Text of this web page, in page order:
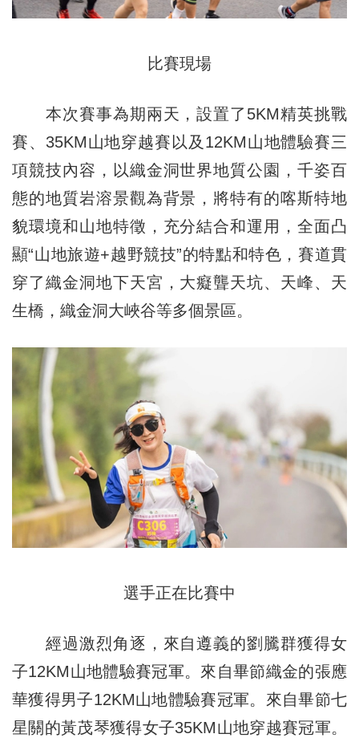
比賽現場
本次賽事為期兩天，設置了5KM精英挑戰
賽、35KM山地穿越賽以及12KM山地體驗賽三
項競技內容，以織金洞世界地質公園，千姿百
態的地質岩溶景觀為背景，將特有的喀斯特地
貌環境和山地特徵，充分結合和運用，全面凸
顯“山地旅遊+越野競技”的特點和特色，賽道貫
穿了織金洞地下天宮，大癡聾天坑、天峰、天
生橋，織金洞大峽谷等多個景區。
選手正在比賽中
經過激烈角逐，來自遵義的劉騰群獲得女
子12KM山地體驗賽冠軍。來自畢節織金的張應
華獲得男子12KM山地體驗賽冠軍。來自畢節七
星關的黃茂琴獲得女子35KM山地穿越賽冠軍。